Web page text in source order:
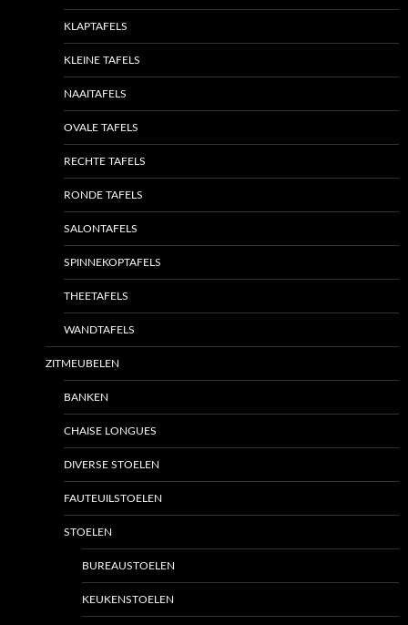
KLAPTAFELS
KLEINE TAFELS
NAAITAFELS
OVALE TAFELS
RECHTE TAFELS
RONDE TAFELS
SALONTAFELS
SPINNEKOPTAFELS
THEETAFELS
WANDTAFELS
ZITMEUBELEN
BANKEN
CHAISE LONGUES
DIVERSE STOELEN
FAUTEUILSTOELEN
STOELEN
BUREAUSTOELEN
KEUKENSTOELEN